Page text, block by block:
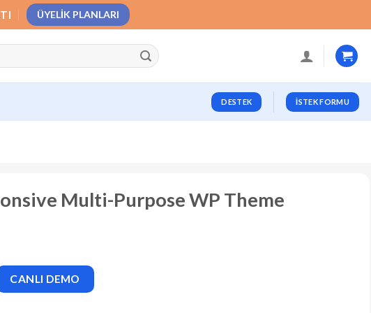
ÜYELIK PLANLARI
DESTEK İSTEK FORMU
Multi-Purpose WP Theme
CANLI DEMO